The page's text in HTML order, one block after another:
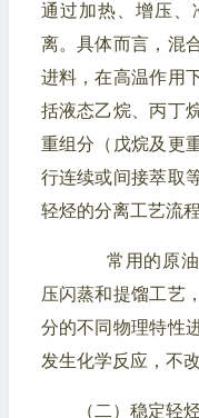
通过加热、增压、
离。具体而言，混
进料，在高温作用
括液态乙烷、丙丁
重组分（戊烷及更
行连续或间接萃取
轻烃的分离工艺流
常用的原油
压闪蒸和提馏工艺
分的不同物理特性
发生化学反应，不
（二）稳定轻